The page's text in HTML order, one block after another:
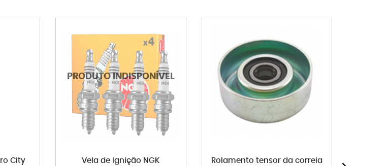
City Vela de Ignição NGK Rolamento tensor da correia